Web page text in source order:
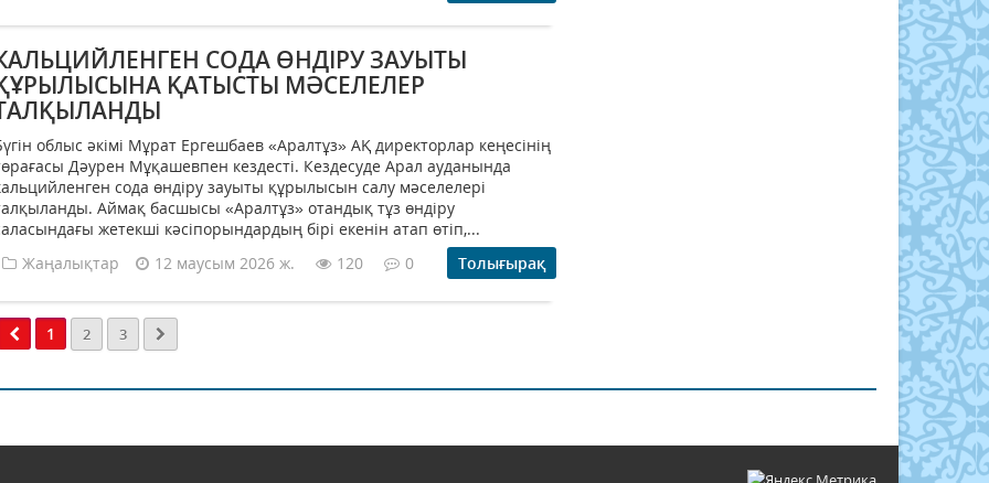
СОДА ӨНДІРУ ЗАУЫТЫ
ҚАТЫСТЫ МӘСЕЛЕЛЕР
облыс әкімі Мұрат Ергешбаев «Аралтұз» АҚ директорлар кеңесінің
Дәурен Мұқашевпен кездесті. Кездесуде Арал ауданында
сода өндіру зауыты құрылысын салу мәселелері
Аймақ басшысы «Аралтұз» отандық тұз өндіру
жетекші кәсіпорындардың бірі екенін атап өтіп,...
Жаңалықтар
12 маусым 2026 ж. 120 0 Толығырақ
1 2 3